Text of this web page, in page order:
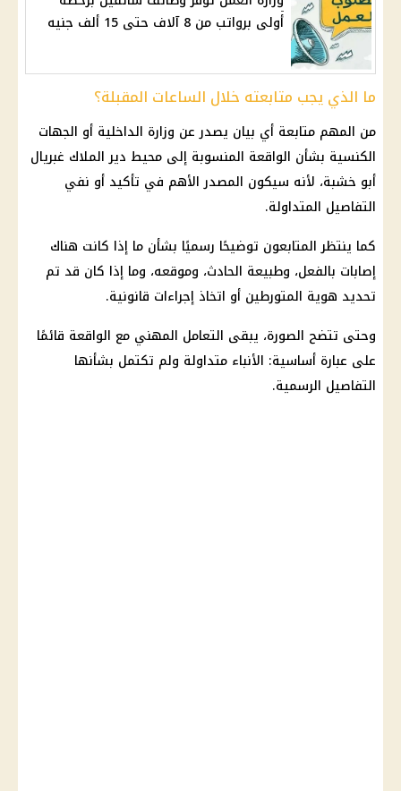
أولى برواتب من 8 آلاف حتى 15 ألف جنيه
ما الذي يجب متابعته خلال الساعات المقبلة؟
من المهم متابعة أي بيان يصدر عن وزارة الداخلية أو الجهات
الكنسية بشأن الواقعة المنسوبة إلى محيط دير الملاك غبريال
أبو خشبة، لأنه سيكون المصدر الأهم في تأكيد أو نفي
التفاصيل المتداولة.
كما ينتظر المتابعون توضيحًا رسميًا بشأن ما إذا كانت هناك
إصابات بالفعل، وطبيعة الحادث، وموقعه، وما إذا كان قد تم
تحديد هوية المتورطين أو اتخاذ إجراءات قانونية.
وحتى تتضح الصورة، يبقى التعامل المهني مع الواقعة قائمًا
على عبارة أساسية: الأنباء متداولة ولم تكتمل بشأنها
التفاصيل الرسمية.